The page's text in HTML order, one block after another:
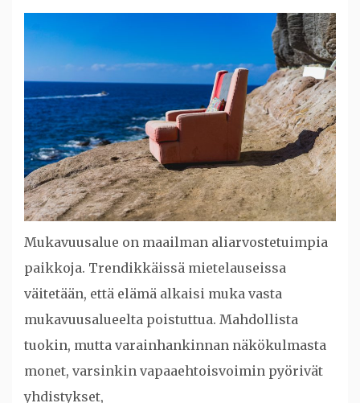
Mukavuusalue on maailman aliarvostetuimpia
paikkoja. Trendikkäissä mietelauseissa
väitetään, että elämä alkaisi muka vasta
mukavuusalueelta poistuttua. Mahdollista
tuokin, mutta varainhankinnan näkökulmasta
monet, varsinkin vapaaehtoisvoimin pyörivät
yhdistykset,